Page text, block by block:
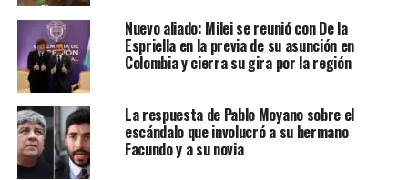
Nuevo aliado: Milei se reunió con De la
Espriella en la previa de su asunción en
Colombia y cierra su gira por la región
La respuesta de Pablo Moyano sobre el
escándalo que involucró a su hermano
Facundo y a su novia